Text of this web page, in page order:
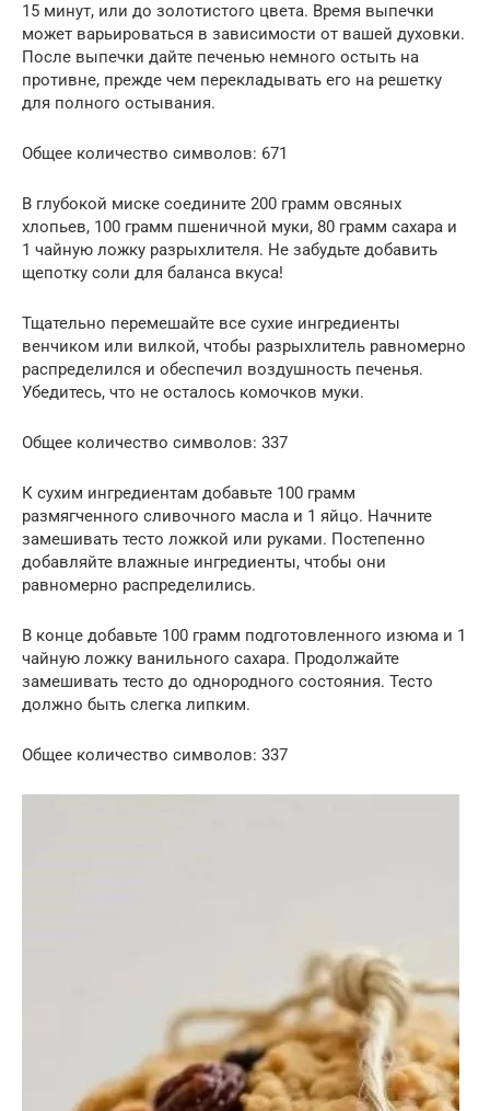
15 минут, или до золотистого цвета. Время выпечки
может варьироваться в зависимости от вашей духовки.
После выпечки дайте печенью немного остыть на
противне, прежде чем перекладывать его на решетку
для полного остывания.
Общее количество символов: 671
В глубокой миске соедините 200 грамм овсяных
хлопьев, 100 грамм пшеничной муки, 80 грамм сахара и
1 чайную ложку разрыхлителя. Не забудьте добавить
щепотку соли для баланса вкуса!
Тщательно перемешайте все сухие ингредиенты
венчиком или вилкой, чтобы разрыхлитель равномерно
распределился и обеспечил воздушность печенья.
Убедитесь, что не осталось комочков муки.
Общее количество символов: 337
К сухим ингредиентам добавьте 100 грамм
размягченного сливочного масла и 1 яйцо. Начните
замешивать тесто ложкой или руками. Постепенно
добавляйте влажные ингредиенты, чтобы они
равномерно распределились.
В конце добавьте 100 грамм подготовленного изюма и 1
чайную ложку ванильного сахара. Продолжайте
замешивать тесто до однородного состояния. Тесто
должно быть слегка липким.
Общее количество символов: 337